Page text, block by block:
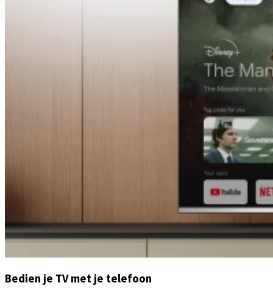
Bedien je TV met je telefoon